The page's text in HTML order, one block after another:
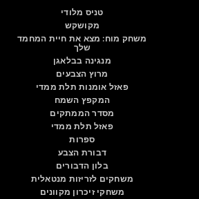
טניס מלודי
מקושקש
משחק מוח: מצא את חיית המחמד
שלך
מנגינה בבלאגן
מרוץ הצבעים
פאזל אומנות תלת ממדי
המקפץ השמח
מסדר הממתקים
פאזל תלת ממדי
ספרות
דבורת הצבע
בלון הדבורים
משחקים לזריזות מנטאלית
משחקי זיכרון מקוונים